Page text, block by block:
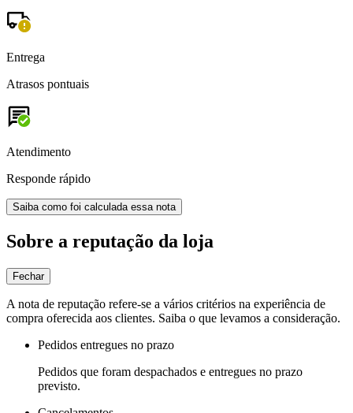
Entrega
Atrasos pontuais
Atendimento
Responde rápido
Saiba como foi calculada essa nota
Sobre a reputação da loja
Fechar
A nota de reputação refere-se a vários critérios na experiência de
compra oferecida aos clientes. Saiba o que levamos a consideração.
Pedidos entregues no prazo
Pedidos que foram despachados e entregues no prazo
previsto.